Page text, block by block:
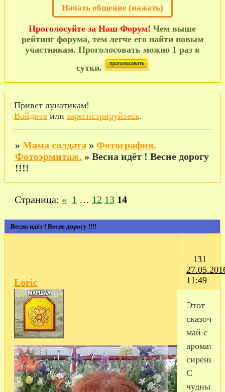
Начать общение (нажать)
Проголосуйте за Наш Форум! Чем выше
рейтинг форума, тем легче его найти новым
участникам. Проголосовать можно 1 раз в
сутки.
Привет лунатикам!
Войдитеили зарегистрируйтесь.
» Мама солдата » Фотография.
Фотоэрмитаж. » Весна идёт ! Весне дорогу
!!!!
Весна идёт ! Весне дорогу !!!!
Страница: « 1 … 12 13 14
131
11:49
Loric
Этот
май с
ароматом
сирени,
С
чудным